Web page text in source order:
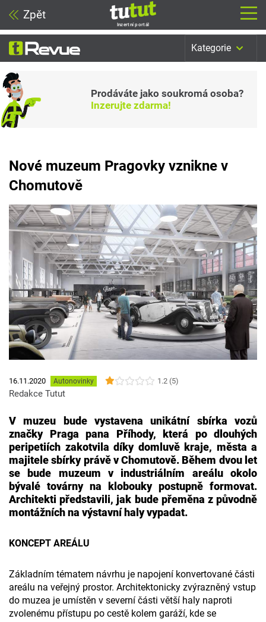
Zpět
Inzertní portál
Kategorie
Prodáváte jako soukromá osoba?
Inzerujte zdarma!
Nové muzeum Pragovky vznikne v
Chomutově
16.11.2020 Autonovinky 1.2 (5)
Redakce Tutut
V muzeu bude vystavena unikátní sbírka vozů
značky Praga pana Příhody, která po dlouhých
peripetiích zakotvila díky domluvě kraje, města a
majitele sbírky právě v Chomutově. Během dvou let
se bude muzeum v industriálním areálu okolo
bývalé továrny na klobouky postupně formovat.
Architekti představili, jak bude přeměna z původně
montážních na výstavní haly vypadat.
KONCEPT AREÁLU
Základním tématem návrhu je na­pojení konvertované části
areálu na veřejný prostor. Architektonicky zvý­razněný vstup
do muzea je umístěn v severní části větší haly naproti
zvole­nému přístupu po cestě kolem garáží, kde se